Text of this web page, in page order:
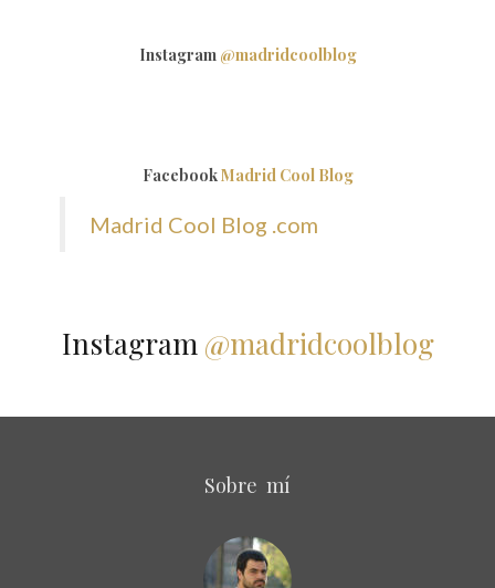
Instagram @madridcoolblog
FacebookMadrid Cool Blog
Madrid Cool Blog .com
Instagram @madridcoolblog
Sobre mí